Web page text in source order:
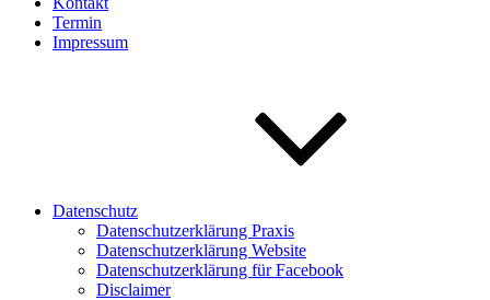
Termin
Impressum
Datenschutz
Datenschutzerklärung Praxis
Datenschutzerklärung Website
Datenschutzerklärung für Facebook
Disclaimer